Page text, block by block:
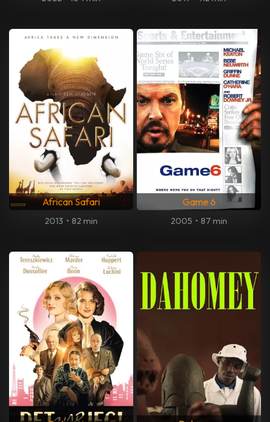
African Safari
2013 • 82 min
Game 6
2005 • 87 min